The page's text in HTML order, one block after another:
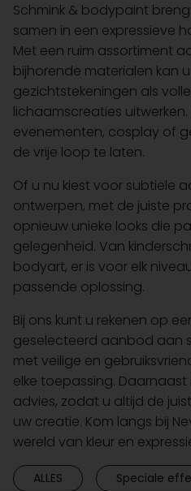
Schmink & bodypaint
samen in een expressieve
Met een ruim assortiment
bijhorende materialen kan
gezichtstekeningen als
lichaamscreaties
evenementen, cosplay of
de vrije loop te laten.
Of u nu kiest voor subtiele
ontwerpen, met de juiste
opnieuw unieke looks die
gelegenheid. Van
bodyart, er is voor elk
passende oplossing.
Bij ons kunt u rekenen op
geselecteerd aanbod aan
met veilige en
elke toepassing.
advies, zodat u altijd de
uw creatie. Kom langs bij
wereld van kleur en
ALLES Speciale